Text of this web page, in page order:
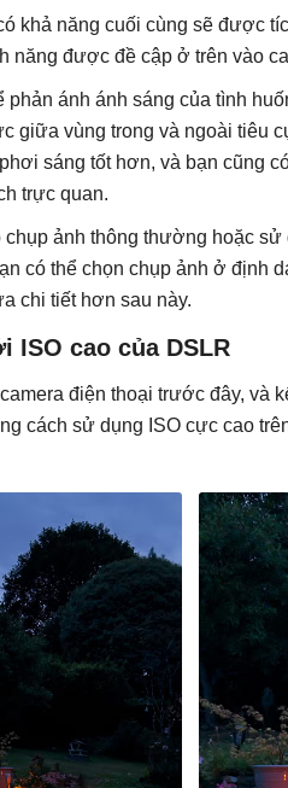
khả năng cuối cùng sẽ được
năng được đề cập ở trên vào
ánh ánh sáng của tình
giữa vùng trong và ngoài tiêu
sáng tốt hơn, và bạn cũng
trực quan.
ảnh thông thường hoặc
có thể chọn chụp ảnh ở định
chi tiết hơn sau này.
ISO cao của DSLR
điện thoại trước đây, và
cách sử dụng ISO cực cao